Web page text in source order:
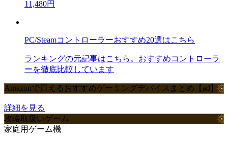
11,480円
PC/Steamコントローラーおすすめ20選はこちら
ランキングの元記事はこちら。おすすめコントローラ
ーを徹底比較しています
Amazonで買えるおすすめゲーミングデバイスまとめ【ad】
詳細を見る
攻略取扱いゲーム
家庭用ゲーム機